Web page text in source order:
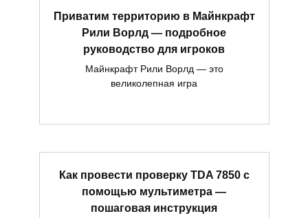
Приватим территорию в Майнкрафт
Рили Ворлд — подробное
руководство для игроков
Майнкрафт Рили Ворлд — это
великолепная игра
Как провести проверку TDA 7850 с
помощью мультиметра —
пошаговая инструкция